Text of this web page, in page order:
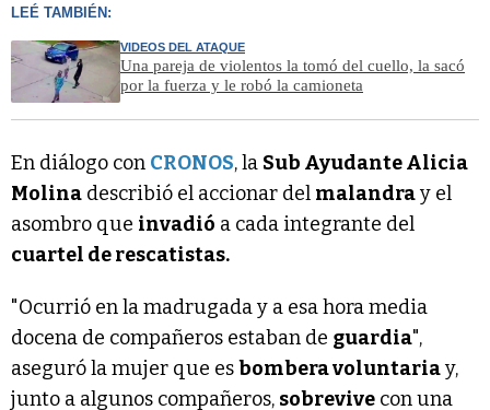
LEÉ TAMBIÉN:
VIDEOS DEL ATAQUE
Una pareja de violentos la tomó del cuello, la sacó
por la fuerza y le robó la camioneta
En diálogo con CRONOS, la Sub Ayudante Alicia
Molina describió el accionar del malandray el
asombro que invadió a cada integrante del
cuartel de rescatistas.
"Ocurrió en la madrugada y a esa hora media
docena de compañeros estaban de guardia",
aseguró la mujer que esbombera voluntariay,
junto a algunos compañeros, sobrevive con una